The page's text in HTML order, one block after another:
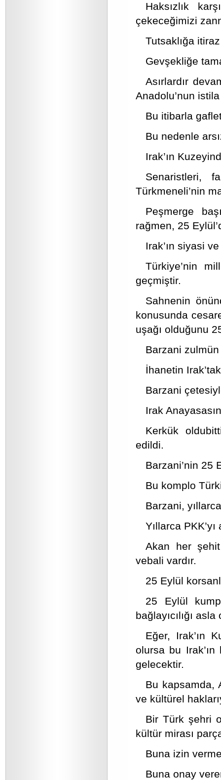
Haksızlık
çekeceğimizi
Tutsaklığa
Gevşekliğe
Asırlardır
Anadolu’nun
Bu itibarla
Bu nedenle
Irak’ın
Senaristleri,
Türkmeneli’nin
Peşmerge
rağmen, 25
Irak’ın siyasi
Türkiye’nin
geçmiştir.
Sahnenin
konusunda
uşağı olduğunu
Barzani
İhanetin
Barzani
Irak
Kerkük
edildi.
Barzani’nin 25
Bu komplo
Barzani,
Yıllarca
Akan her şehit
vebali vardır.
25 Eylül
25 Eylül
bağlayıcılığı
Eğer, Irak’ın
olursa bu
gelecektir.
Bu kapsamda,
ve kültürel
Bir Türk şehri
kültür mirası
Buna izin
Buna onay